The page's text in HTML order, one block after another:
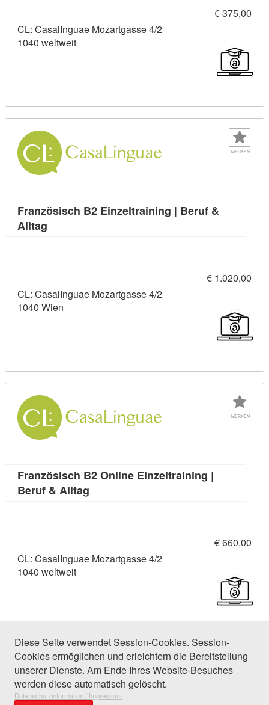
€ 375,00
CL: CasalInguae Mozartgasse 4/2
1040 weltweit
MERKEN
Französisch B2 Einzeltraining | Beruf &
Alltag
€ 1.020,00
CL: CasalInguae Mozartgasse 4/2
1040 Wien
MERKEN
Französisch B2 Online Einzeltraining |
Beruf & Alltag
€ 660,00
CL: CasalInguae Mozartgasse 4/2
1040 weltweit
31 Einträge gefunden (1 von 2)
Diese Seite verwendet Session-Cookies. Session-
Cookies ermöglichen und erleichtern die Bereitstellung
unserer Dienste. Am Ende Ihres Website-Besuches
werden diese automatisch gelöscht.
Datenschutzinformation / Impressum